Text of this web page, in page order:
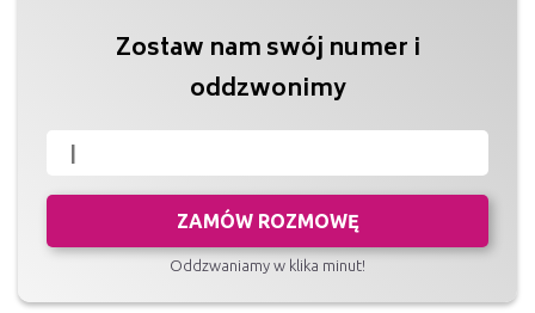
Zostaw nam swój numer i
oddzwonimy
ZAMÓW ROZMOWĘ
Oddzwaniamy w klika minut!